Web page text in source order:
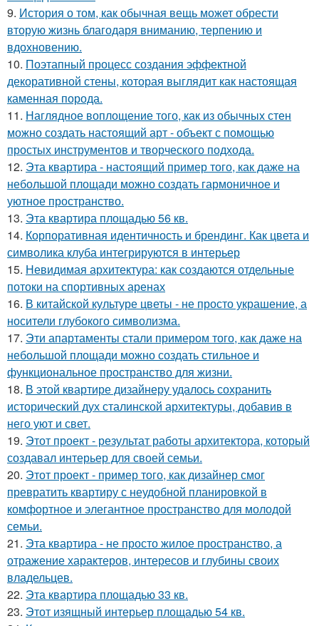
9. История о том, как обычная вещь может обрести
вторую жизнь благодаря вниманию, терпению и
вдохновению.
10. Поэтапный процесс создания эффектной
декоративной стены, которая выглядит как настоящая
каменная порода.
11. Наглядное воплощение того, как из обычных стен
можно создать настоящий арт - объект с помощью
простых инструментов и творческого подхода.
12. Эта квартира - настоящий пример того, как даже на
небольшой площади можно создать гармоничное и
уютное пространство.
13. Эта квартира площадью 56 кв.
14. Корпоративная идентичность и брендинг. Как цвета и
символика клуба интегрируются в интерьер
15. Невидимая архитектура: как создаются отдельные
потоки на спортивных аренах
16. В китайской культуре цветы - не просто украшение, а
носители глубокого символизма.
17. Эти апартаменты стали примером того, как даже на
небольшой площади можно создать стильное и
функциональное пространство для жизни.
18. В этой квартире дизайнеру удалось сохранить
исторический дух сталинской архитектуры, добавив в
него уют и свет.
19. Этот проект - результат работы архитектора, который
создавал интерьер для своей семьи.
20. Этот проект - пример того, как дизайнер смог
превратить квартиру с неудобной планировкой в
комфортное и элегантное пространство для молодой
семьи.
21. Эта квартира - не просто жилое пространство, а
отражение характеров, интересов и глубины своих
владельцев.
22. Эта квартира площадью 33 кв.
23. Этот изящный интерьер площадью 54 кв.